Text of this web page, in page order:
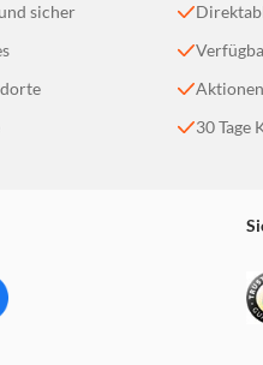
sicher
30 Tage